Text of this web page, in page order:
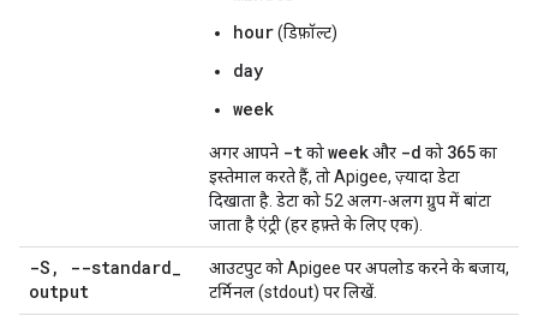
hour(डिफ़ॉल्ट)
day
week
अगर आपने -tकोweekऔर -d को 365का
इस्तेमाल करते हैं, तो Apigee, ज़्यादा डेटा
दिखाता है. डेटा को 52 अलग-अलग ग्रुप में बांटा
जाता है एंट्री (हर हफ़्ते के लिए एक).
-S , --standard_
output
आउटपुट को Apigee पर अपलोड करने के बजाय,
टर्मिनल (stdout) पर लिखें.